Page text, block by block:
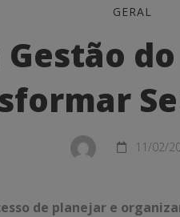
GERAL
Gestão
11/02/
de planejar e